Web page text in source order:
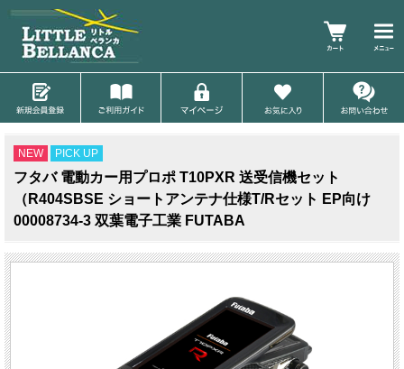
NEW PICK UP
フタバ 電動カー用プロポ T10PXR 送受信機セット
（R404SBSE ショートアンテナ仕様T/Rセット EP向け
00008734-3 双葉電子工業 FUTABA